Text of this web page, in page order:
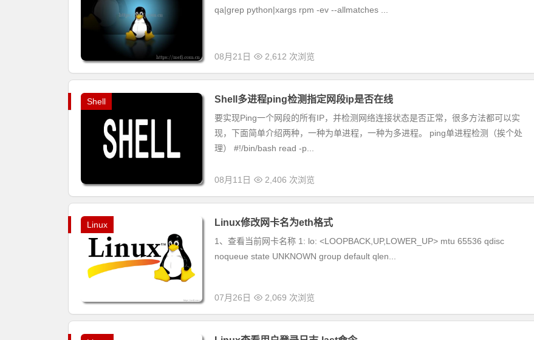
qa|grep python|xargs rpm -ev --allmatches ...
08月21日 2,612 次浏览
Shell Shell多进程ping检测指定网段ip是否在线
要实现Ping一个网段的所有IP，并检测网络连接状态是否正常，很多方法都可以实
现，下面简单介绍两种，一种为单进程，一种为多进程。 ping单进程检测（挨个处
理） #!/bin/bash read -p...
08月11日 2,406 次浏览
Linux Linux修改网卡名为eth格式
1、查看当前网卡名称 1: lo: <LOOPBACK,UP,LOWER_UP> mtu 65536 qdisc
noqueue state UNKNOWN group default qlen...
07月26日 2,069 次浏览